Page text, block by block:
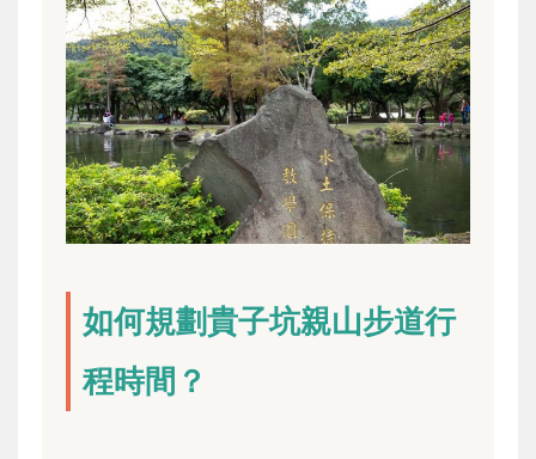
如何規劃貴子坑親山步道行
程時間？